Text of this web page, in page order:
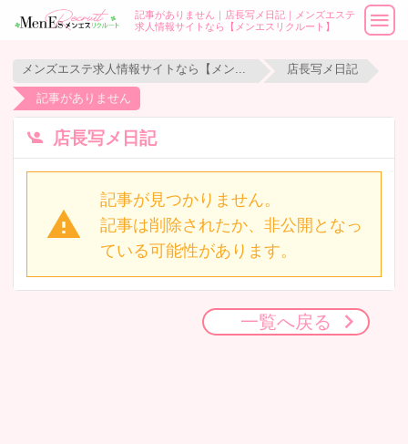
記事がありません｜店長写メ日記｜メンズエステ
求人情報サイトなら【メンエスリクルート】
店長写メ日記
記事がありません
店長写メ日記
記事が見つかりません。
記事は削除されたか、非公開となっ
ている可能性があります。
一覧へ戻る